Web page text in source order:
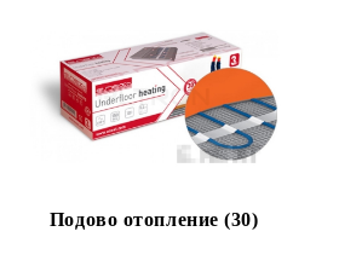
Подово отопление (30)